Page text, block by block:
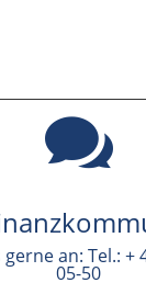

an: Tel.: +
05-50